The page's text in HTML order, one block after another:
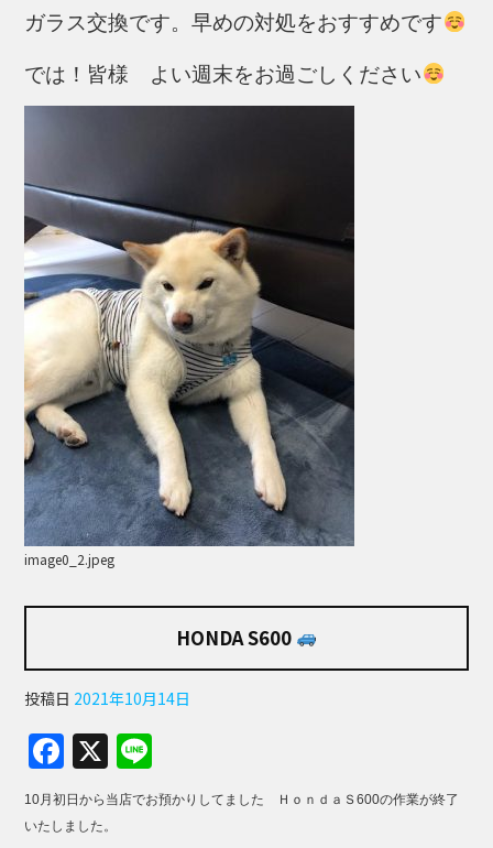
ガラス交換です。早めの対処をおすすめです
では！皆様 よい週末をお過ごしください
image0_2.jpeg
HONDA S600
投稿日 2021年10月14日
F
a
c
X
n
e
10月初日から当店でお預かりしてました ＨｏｎｄａＳ600の作業が終了
いたしました。